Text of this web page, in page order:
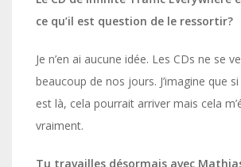
ce qu’il est question de le ressortir?
Je n’en ai aucune idée. Les CDs ne se
beaucoup de nos jours. J’imagine que
est là, cela pourrait arriver mais cela
vraiment.
Tu travailles désormais avec